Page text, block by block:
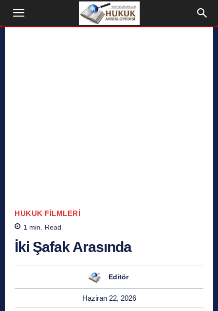
HUKUK FILMLERI
1 min. Read
İki Şafak Arasında
Editör
Haziran 22, 2026